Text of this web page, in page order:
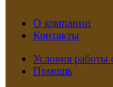
О компании
Контакты
Условия работы
Помощь